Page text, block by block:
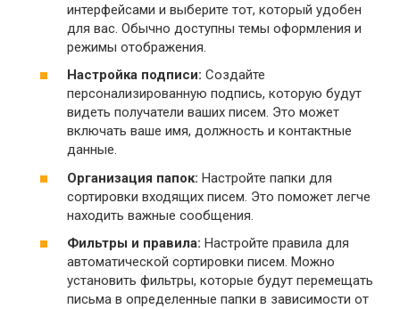
интерфейсами и выберите тот, который удобен
для вас. Обычно доступны темы оформления и
режимы отображения.
Настройка подписи: Создайте
персонализированную подпись, которую будут
видеть получатели ваших писем. Это может
включать ваше имя, должность и контактные
данные.
Организация папок: Настройте папки для
сортировки входящих писем. Это поможет легче
находить важные сообщения.
Фильтры и правила: Настройте правила для
автоматической сортировки писем. Можно
установить фильтры, которые будут перемещать
письма в определенные папки в зависимости от